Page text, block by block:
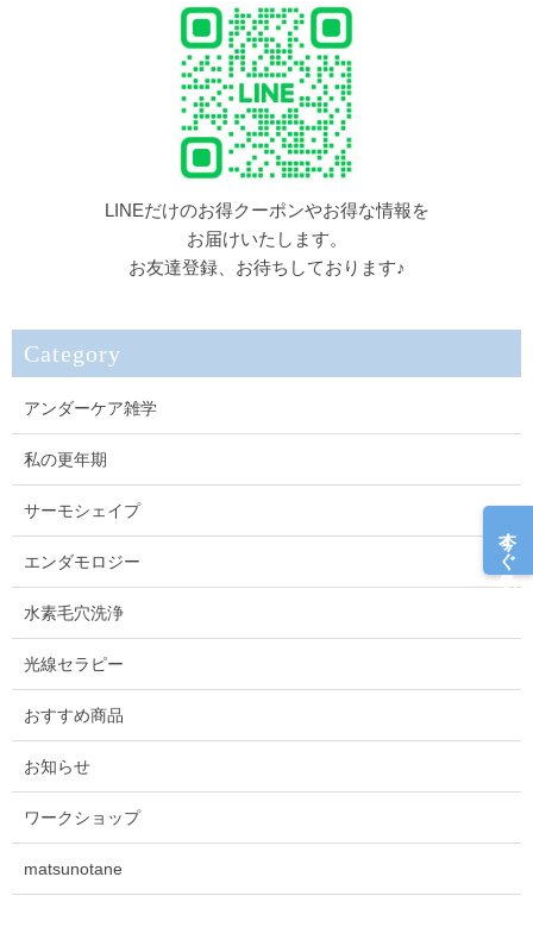
LINEだけのお得クーポンやお得な情報を
お届けいたします。
お友達登録、お待ちしております♪
Category
アンダーケア雑学
私の更年期
サーモシェイプ
エンダモロジー
水素毛穴洗浄
光線セラピー
おすすめ商品
お知らせ
ワークショップ
matsunotane
今すぐ予約